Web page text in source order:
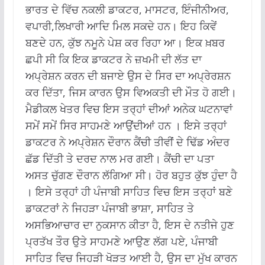
ਭਾਰਤ ਦੇ ਵਿੱਚ ਨਕਲੀ ਡਾਕਟਰ, ਮਾਸਟਰ, ਇੰਜੀਨੀਅਰ,
ਵਪਾਰੀ,ਲਿਖਾਰੀ ਆਦਿ ਮਿਲ ਸਕਦੇ ਹਨ। ਇਹ ਕਿਵੇਂ
ਬਣਦੇ ਹਨ, ਕੁੱਝ ਨਮੂਨੇ ਪੇਸ਼ ਕਰ ਰਿਹਾ ਆ। ਇਕ ਖ਼ਬਰ
ਛਪੀ ਸੀ ਕਿ ਇਕ ਡਾਕਟਰ ਨੇ ਜ਼ਖਮੀ ਦੀ ਲੱਤ ਦਾ
ਅਪ੍ਰੇਸ਼ਨ ਕਰਨ ਦੀ ਬਜਾਏ ਉਸ ਦੇ ਸਿਰ ਦਾ ਅਪ੍ਰੇਰਸ਼ਨ
ਕਰ ਦਿੱਤਾ, ਜਿਸ ਕਾਰਨ ਉਸ ਵਿਅਕਤੀ ਦੀ ਮੌਤ ਹੋ ਗਈ।
ਮੈਡੀਕਲ ਖੇਤਰ ਵਿਚ ਇਸ ਤਰ੍ਹਾਂ ਦੀਆਂ ਅਨੇਕ ਘਟਨਾਵਾਂ
ਸਮੇਂ ਸਮੇਂ ਸਿਰ ਸਾਹਮਣੇ ਆਉਂਦੀਆਂ ਹਨ । ਇਸੇ ਤਰ੍ਹਾਂ
ਡਾਕਟਰ ਨੇ ਅਪ੍ਰੇਸ਼ਨ ਦੌਰਾਨ ਕੈਂਚੀ ਤੀਵੀਂ ਦੇ ਢਿੱਡ ਅੰਦਰ
ਛੱਡ ਦਿੱਤੀ ਤੇ ਦਰਦ ਨਾਲ ਮਰ ਗਈ। ਕੈਂਚੀ ਦਾ ਪਤਾ
ਅਸਤ ਚੁੱਗਣ ਦੌਰਾਨ ਲੱਗਿਆ ਸੀ। ਹੋਰ ਬਹੁਤ ਕੁੱਝ ਹੁੰਦਾ ਹੈ
। ਇਸੇ ਤਰ੍ਹਾਂ ਹੀ ਪੰਜਾਬੀ ਸਾਹਿਤ ਵਿਚ ਇਸ ਤਰ੍ਹਾਂ ਬਣੇ
ਡਾਕਟਰਾਂ ਨੇ ਜਿਹੜਾ ਪੰਜਾਬੀ ਭਾਸ਼ਾ, ਸਾਹਿਤ ਤੇ
ਅਸਭਿਆਚਾਰ ਦਾ ਨੁਕਸਾਨ ਕੀਤਾ ਹੈ, ਇਸ ਦੇ ਨਤੀਜੇ ਹੁਣ
ਪ੍ਰਤੱਖ ਤੌਰ ਉਤੇ ਸਾਹਮਣੇ ਆਉਣ ਲੱਗ ਪਏ, ਪੰਜਾਬੀ
ਸਾਹਿਤ ਵਿਚ ਜਿਹੜੀ ਖੋੜਤ ਆਈ ਹੈ, ਉਸ ਦਾ ਮੁੱਖ ਕਾਰਨ